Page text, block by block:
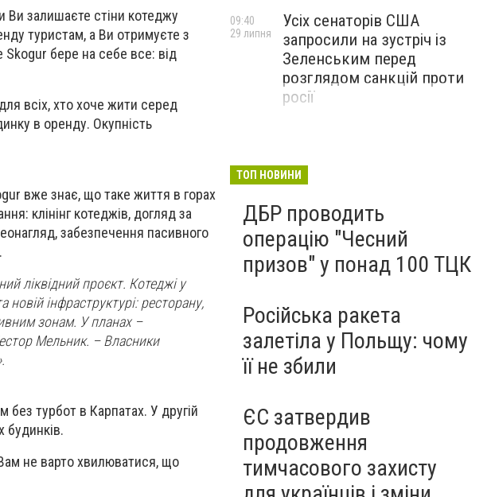
Ви залишаєте стіни котеджу
туристам, а Ви отримуєте з
Skogur бере на себе все: від
всіх, хто хоче жити серед
в оренду. Окупність
вже знає, що таке життя в горах
клінінг котеджів, догляд за
забезпечення пасивного
ліквідний проєкт. Котеджі у
інфраструктурі: ресторану,
зонам. У планах –
Мельник. – Власники
без турбот в Карпатах. У другій
будинків.
не варто хвилюватися, що
Усіх сенаторів США
запросили на зустріч із
Зеленським перед
розглядом санкцій проти
росії
09:40
29 липня
ТОП НОВИНИ
ДБР проводить
операцію "Чесний
призов" у понад 100 ТЦК
Російська ракета
залетіла у Польщу: чому
її не збили
ЄС затвердив
продовження
тимчасового захисту